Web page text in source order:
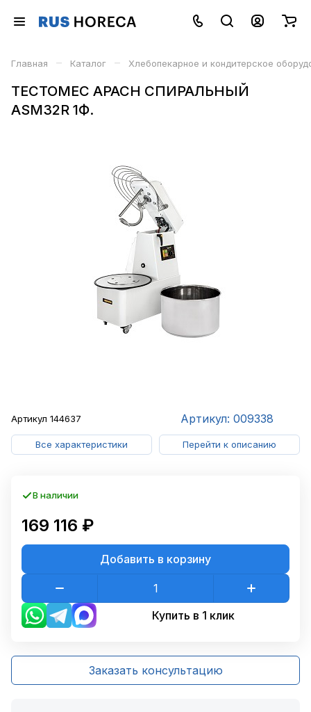
Главная – Каталог – Хлебопекарное и кондитерское
ТЕСТОМЕС APACH СПИРАЛЬНЫЙ
ASM32R 1Ф.
Артикул 144637 Артикул: 009338
Все характеристики Перейти к описанию
В наличии
169 116 ₽
Добавить в корзину
Купить в 1 клик
Заказать консультацию